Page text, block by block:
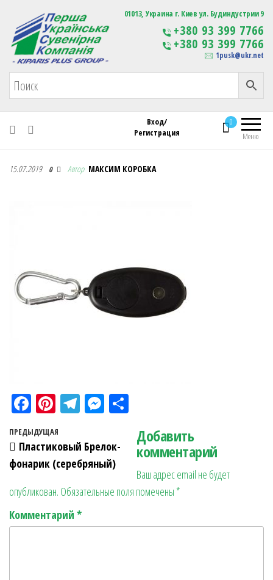
Первая Украинская Сувенирная Компания Изготовление
сувенирной продукции
с логотипом
01013, Украина г. Киев ул. Будиндустрии 9
+380 93 399 7766
+380 93 399 7766
1pusk@ukr.net
Меню
0
Вход/
Регистрация
Первая Украинская Сувенирная Компания
15.07.2019 0 Автор МАКСИМ КОРОБКА
Fa
ce
bo
ok
Pi
nt
er
es
t
Te
gr
a
M
se
n
r
ра
в
ит
ь
Навигация по записям
Предыдущая запись
ПРЕДЫДУЩАЯ
Пластиковый Брелок-
фонарик (серебряный)
Добавить
комментарий
Ваш адрес email не будет
опубликован. Обязательные поля помечены *
Комментарий *